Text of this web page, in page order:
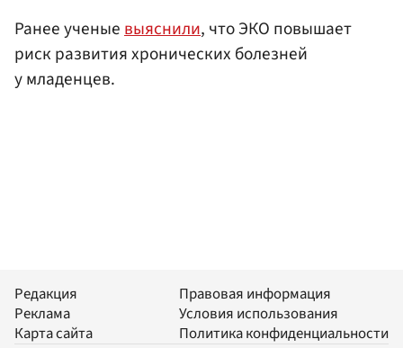
Ранее ученыевыяснили, что ЭКО повышает
риск развития хронических болезней
у младенцев.
Редакция
Реклама
Карта сайта
Правовая информация
Условия использования
Политика конфиденциальности